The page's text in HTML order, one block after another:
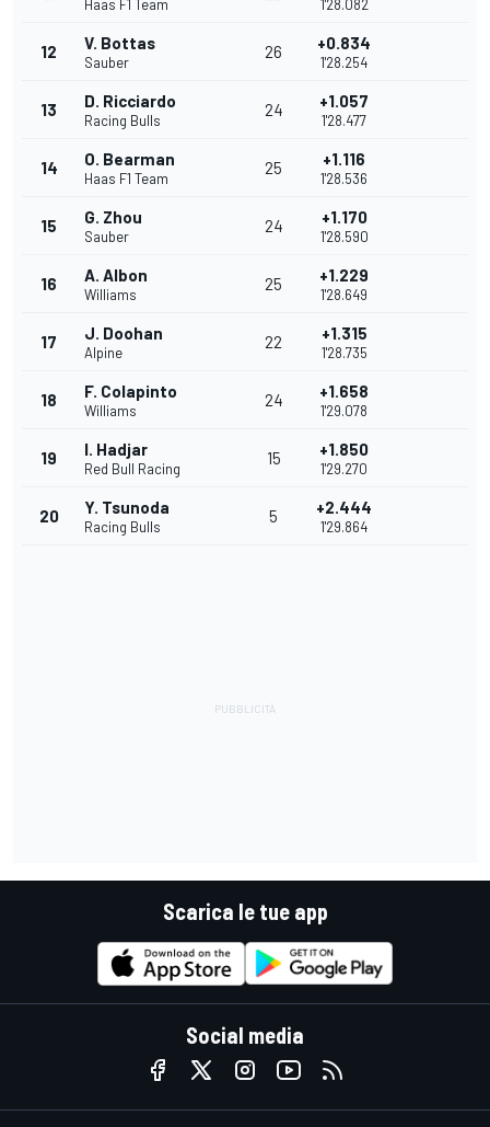
Haas F1 Team 1'28.082
12 V. Bottas
Sauber
26 +0.834
1'28.254
13 D. Ricciardo
Racing Bulls
24 +1.057
1'28.477
14 O. Bearman
Haas F1 Team
25 +1.116
1'28.536
15 G. Zhou
Sauber
24 +1.170
1'28.590
16 A. Albon
Williams
25 +1.229
1'28.649
17 J. Doohan
Alpine
22 +1.315
1'28.735
18 F. Colapinto
Williams
24 +1.658
1'29.078
19 I. Hadjar
Red Bull Racing
15 +1.850
1'29.270
20 Y. Tsunoda
Racing Bulls
5 +2.444
1'29.864
Scarica le tue app
Social media